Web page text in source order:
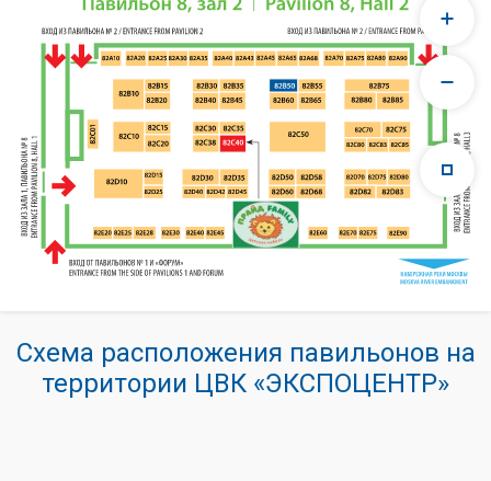
Схема расположения павильонов на
территории ЦВК «ЭКСПОЦЕНТР»